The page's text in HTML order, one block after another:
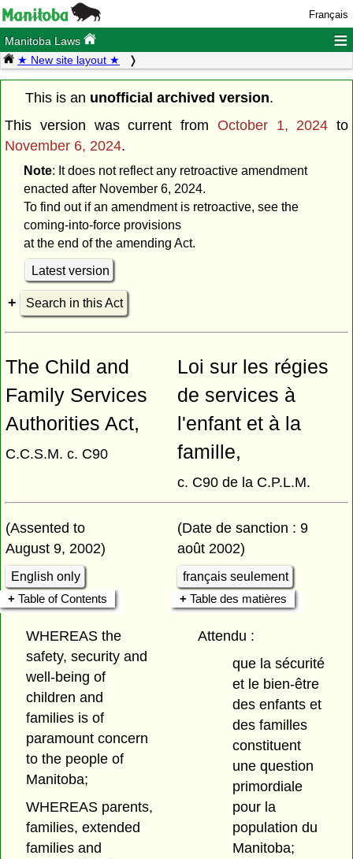
Français
Manitoba Laws ≡
★ New site layout ★
This is an unofficial archived version.
This version was current from October 1, 2024 to
November 6, 2024.
Note: It does not reflect any retroactive amendment
enacted after November 6, 2024.
To find out if an amendment is retroactive, see the
coming-into-force provisions
at the end of the amending Act.
Latest version
Search in this Act
The Child and
Family Services
Authorities Act,
C.C.S.M. c. C90
Loi sur les régies
de services à
l'enfant et à la
famille,
c. C90 de la C.P.L.M.
(Assented to
August 9, 2002)
(Date de sanction : 9
août 2002)
English only
français seulement
Table of Contents
Table des matières
WHEREAS the
safety, security and
well-being of
children and
families is of
paramount concern
to the people of
Manitoba;
WHEREAS parents,
families, extended
families and
Attendu :
que la sécurité
et le bien-être
des enfants et
des familles
constituent
une question
primordiale
pour la
population du
Manitoba;